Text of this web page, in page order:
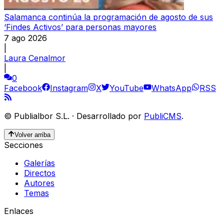
Salamanca continúa la programación de agosto de sus
‘Findes Activos’ para personas mayores
7 ago 2026
Laura Cenalmor
0
Facebook
Instagram X YouTube WhatsApp RSS
© Publialbor S.L. · Desarrollado por PubliCMS.
Volver arriba
Secciones
Galerías
Directos
Autores
Temas
Enlaces